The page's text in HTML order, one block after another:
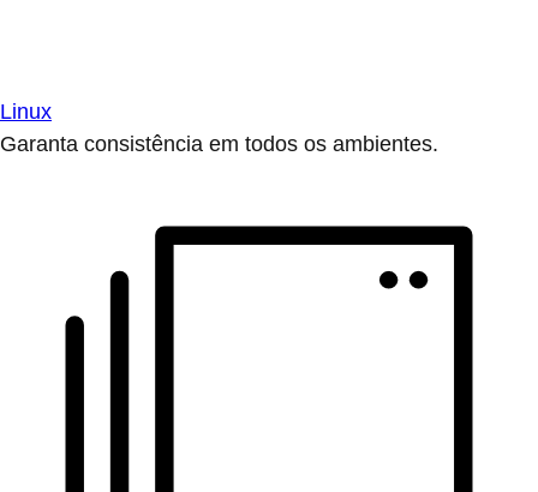
Linux
Garanta consistência em todos os ambientes.